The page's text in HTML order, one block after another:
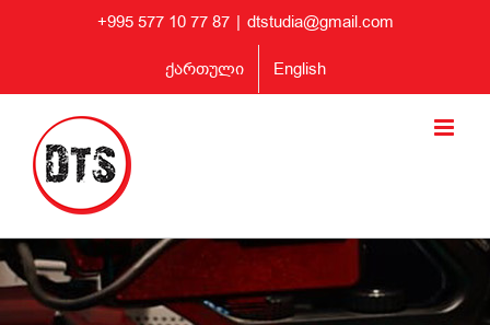
+995 577 10 77 87 | dtstudia@gmail.com
ქართული English